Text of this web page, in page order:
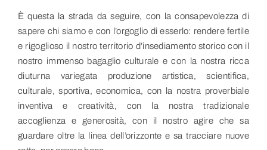
È questa la strada da seguire, con la consapevolezza di
sapere chi siamo e con l’orgoglio di esserlo: rendere fertile
e rigoglioso il nostro territorio d’insediamento storico con il
nostro immenso bagaglio culturale e con la nostra ricca
diuturna variegata produzione artistica, scientifica,
culturale, sportiva, economica, con la nostra proverbiale
inventiva e creatività, con la nostra tradizionale
accoglienza e generosità, con il nostro agire che sa
guardare oltre la linea dell’orizzonte e sa tracciare nuove